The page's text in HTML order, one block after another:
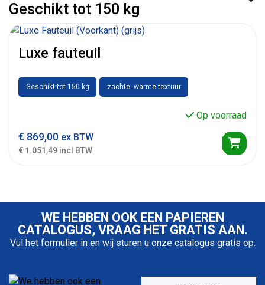
Geschikt tot 150 kg
Luxe fauteuil
Geschikt tot 150 kg zachte. warme textuur
Op voorraad
€ 869,00 ex BTW
€ 1.051,49 incl BTW
WE HEBBEN OOK EEN PAPIEREN
CATALOGUS, VRAAG HET GRATIS AAN.
Vul het formulier in en wij sturen u onze catalogus gratis op.